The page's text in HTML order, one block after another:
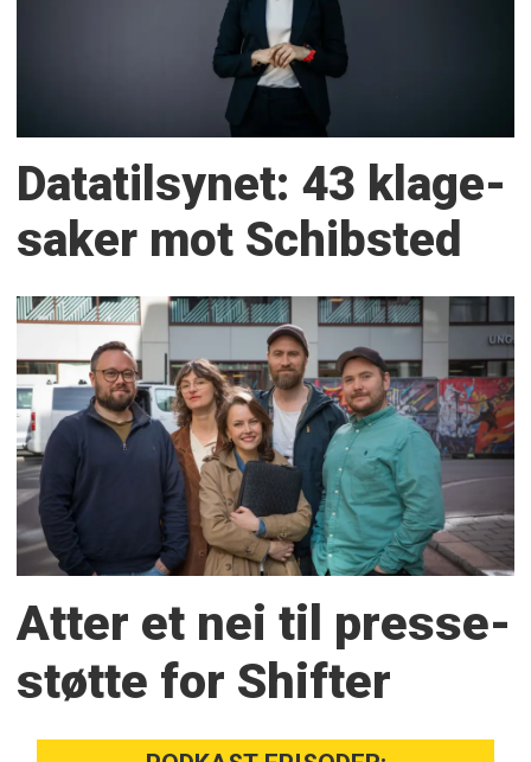
Datatilsynet: 43 klage­
saker mot Schibsted
Atter et nei til presse­
støtte for Shifter